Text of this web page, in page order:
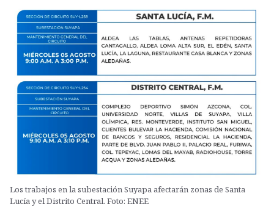
Los trabajos en la subestación Suyapa afectarán zonas de Santa
Lucía y el Distrito Central. Foto: ENEE